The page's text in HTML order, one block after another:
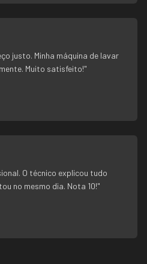
justo. Minha máquina de lavar
Muito satisfeito!"
O técnico explicou tudo
no mesmo dia. Nota 10!"